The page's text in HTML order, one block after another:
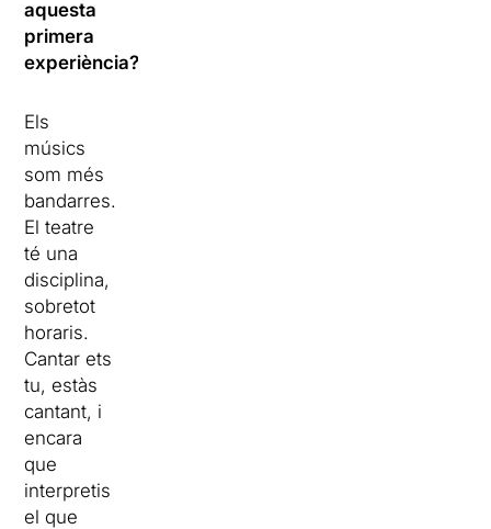
aquesta
primera
experiència?
Els
músics
som més
bandarres.
El teatre
té una
disciplina,
sobretot
horaris.
Cantar ets
tu, estàs
cantant, i
encara
que
interpretis
el que